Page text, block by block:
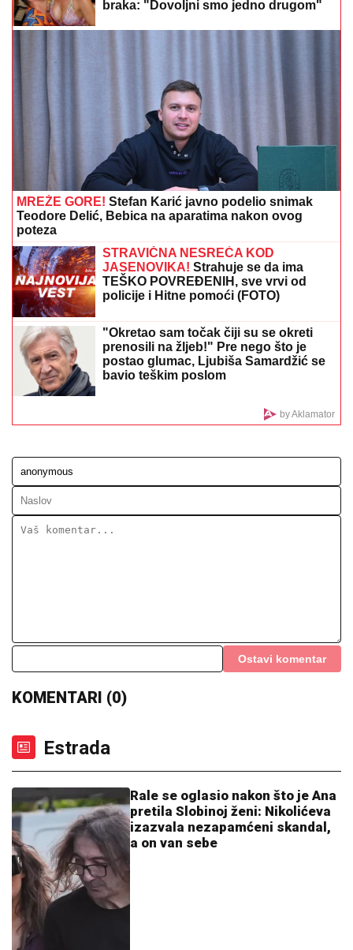
ZNATE LI KAKO JE NASTALA "SVE
ŠTO ŽELIM U OVOM TRENUTKU"?
ŽENA MARKA JANKETIĆA U
KUPAĆEM!Glumac objavio slike sa
letovanja, razmenjuju nežnosti na
plaži: On bez majice, pokazao koliko je
posvećen otac
"ILIJAN UŽIVA KAO PRINC, NE ISPUŠTAMO GA IZ
RUKU"Ceca Ražnatović o unuku, porodici Gudelj i
Anastasiji: "Odlično se snašla, nisam je savetovala",
spomenula i novi album posle 10 godina
Rakovica se zatresla
usred noći: Na licu mesta krater,
ZAVOJEM preko celog stopala, a evo kako pevačica
izgleda nakon udesa u Crnoj Gori
Mitrović potvrdio njegov ulazak:
Nestao iz javnosti, pa pravio skandale
i bio hapšen
"ODUSTALI SMO OD VANTELESNE
NAKON NEUSPEŠNIH POKUŠAJA"
Voditeljka sa mužem slavi 16 godina
braka: "Dovoljni smo jedno drugom"